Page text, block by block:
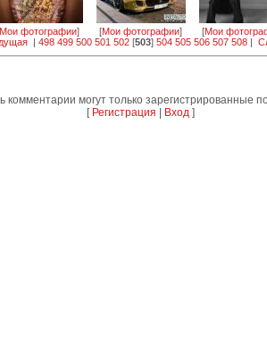
Мои фотографии] [Мои фотографии] [Мои
| 498 499 500 501 502 [503] 504 505 506 507 508 |
комментарии могут только зарегистрированные
[ Регистрация Вход]